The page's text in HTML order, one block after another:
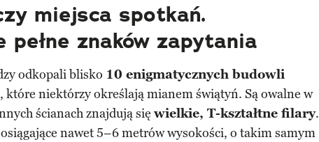
miejsca spotkań.
pełne znaków zapytania
odkopali blisko 10 enigmatycznych budowli
które niektórzy określają mianem świątyń. Są owalne w
ścianach znajdują się wielkie, T-kształtne filary.
nawet 5–6 metrów wysokości, o takim samym